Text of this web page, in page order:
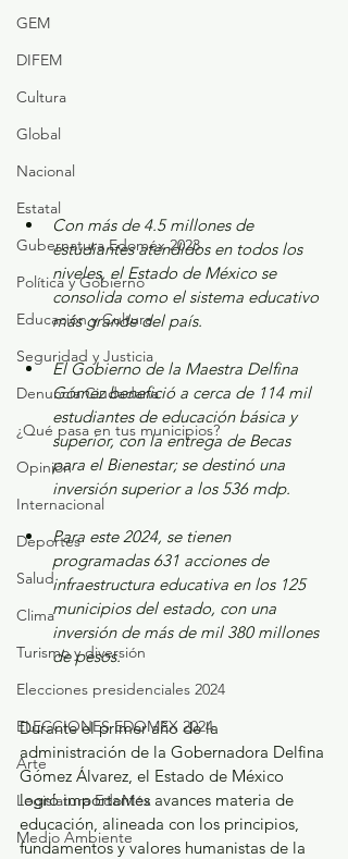
GEM
DIFEM
Cultura
Global
Nacional
Estatal
Gubernatura Edoméx 2023
Política y Gobierno
Educación y Cultura
Seguridad y Justicia
Denuncia Ciudadana
¿Qué pasa en tus municipios?
Opinión
Internacional
Deportes
Salud
Clima
Turismo y diversión
Elecciones presidenciales 2024
ELECCIONES EDOMEX 2024
Arte
Legislatura EdoMéx
Medio Ambiente
Con más de 4.5 millones de
estudiantes atendidos en todos los
niveles, el Estado de México se
consolida como el sistema educativo
más grande del país.
El Gobierno de la Maestra Delfina
Gómez benefició a cerca de 114 mil
estudiantes de educación básica y
superior, con la entrega de Becas
para el Bienestar; se destinó una
inversión superior a los 536 mdp.
Para este 2024, se tienen
programadas 631 acciones de
infraestructura educativa en los 125
municipios del estado, con una
inversión de más de mil 380 millones
de pesos.
Durante el primer año de la
administración de la Gobernadora Delfina
Gómez Álvarez, el Estado de México
logró importantes avances materia de
educación, alineada con los principios,
fundamentos y valores humanistas de la